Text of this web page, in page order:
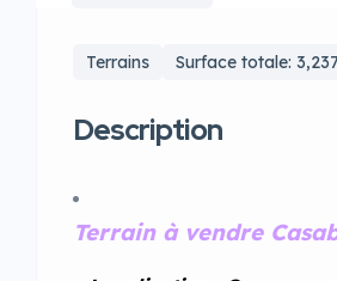
Terrains Surface totale:
Description
Terrain à vendre